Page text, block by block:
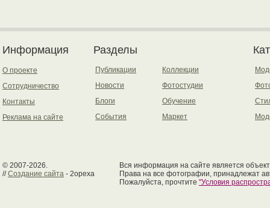
Информация
О проекте
Сотрудничество
Контакты
Реклама на сайте
Разделы
Публикации
Новости
Блоги
События
Коллекции
Фотостудии
Обучение
Маркет
© 2007-2026.
//Создание сайта - 2opexa
Вся информация на сайте является
Права на все фотографии, принадлежат
Пожалуйста, прочтите "Условия